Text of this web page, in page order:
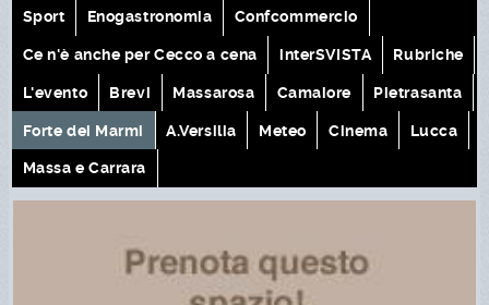
Sport Enogastronomia Confcommercio
Ce n'è anche per Cecco a cena interSVISTA Rubriche
L'evento Brevi Massarosa Camaiore Pietrasanta
Forte dei Marmi A.Versilia Meteo Cinema Lucca
Massa e Carrara